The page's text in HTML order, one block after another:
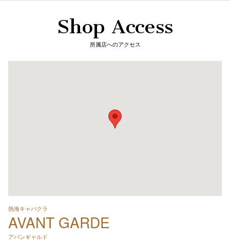
Shop Access
所属店へのアクセス
熱海キャバクラ
AVANT GARDE
アバンギャルド